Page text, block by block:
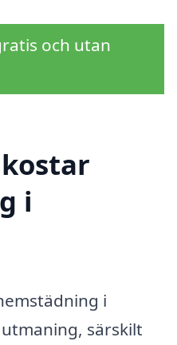
och utan
i
i
särskilt